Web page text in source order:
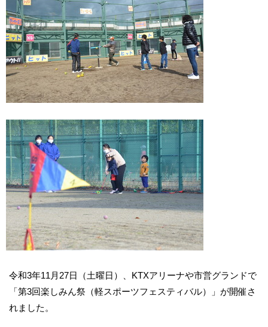
令和3年11月27日（土曜日）、KTXアリーナや市営グランドで
「第3回楽しみん祭（軽スポーツフェスティバル）」が開催さ
れました。